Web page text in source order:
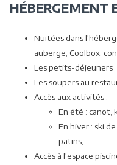
HÉBERGEMENT
Nuitées dans
auberge, Coolbox,
Les petits-déjeuners
Les soupers au
Accès aux activités :
En été : canot,
En hiver : ski
patins;
Accès à l'espace